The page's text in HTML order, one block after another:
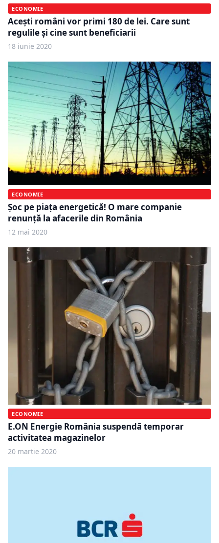
ECONOMIE
Acești români vor primi 180 de lei. Care sunt
regulile și cine sunt beneficiarii
18 iunie 2020
ECONOMIE
Şoc pe piaţa energetică! O mare companie
renunţă la afacerile din România
12 mai 2020
ECONOMIE
E.ON Energie România suspendă temporar
activitatea magazinelor
20 martie 2020